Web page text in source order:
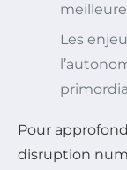
Les
Pour
disruption